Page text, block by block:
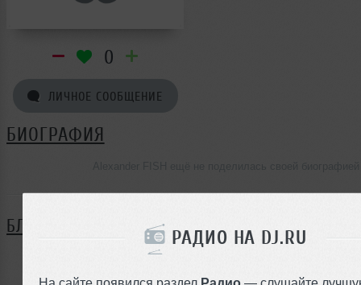
РАДИО НА DJ.RU
На сайте появился раздел Радио — слушайте
0
ЛИЧНОЕ СООБЩЕНИЕ
БИОГРАФИЯ
БЛОГ